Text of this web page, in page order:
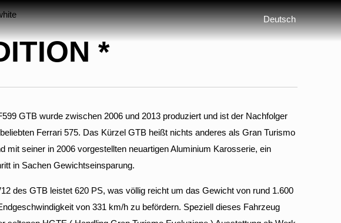
Deutsch
*
GTB wurde zwischen 2006 und 2013 produziert und ist der Nachfolger
Ferrari 575. Das Kürzel GTB heißt nichts anderes als Gran Turismo
mit seiner in 2006 vorgestellten neuartigen Aluminium Karosserie, ein
in Sachen Gewichtseinsparung.
des GTB leistet 620 PS, was völlig reicht um das Gewicht von rund 1.600
von 331 km/h zu befördern. Speziell dieses Fahrzeug